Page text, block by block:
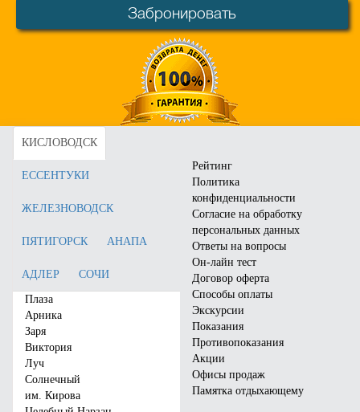
Санаторий «имени 30-лет
Железноводск
41
Цена от:4750руб.
Забронировать
Цена от:4750руб.
Город:
Санаторий «Виктория»
Город:Ессентуки
Забронировать
КИСЛОВОДСК
ЕССЕНТУКИ
ЖЕЛЕЗНОВОДСК
ПЯТИГОРСК АНАПА
АДЛЕР СОЧИ
Плаза
Арника
Заря
Виктория
Луч
Солнечный
им. Кирова
Рейтинг
Политика
конфиденциальности
Согласие на обработку
персональных данных
Ответы на вопросы
Он-лайн тест
Договор оферта
Способы оплаты
Экскурсии
Показания
Противопоказания
Акции
Офисы продаж
Памятка отдыхающему